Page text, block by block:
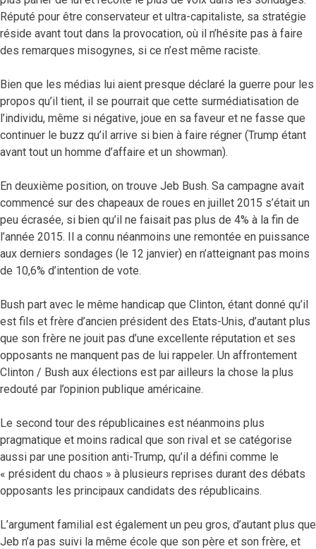
Réputé pour être conservateur et ultra-capitaliste, sa stratégie
réside avant tout dans la provocation, où il n’hésite pas à faire
des remarques misogynes, si ce n’est même raciste.
Bien que les médias lui aient presque déclaré la guerre pour les
propos qu’il tient, il se pourrait que cette surmédiatisation de
l’individu, même si négative, joue en sa faveur et ne fasse que
continuer le buzz qu’il arrive si bien à faire régner (Trump étant
avant tout un homme d’affaire et un showman).
En deuxième position, on trouve Jeb Bush. Sa campagne avait
commencé sur des chapeaux de roues en juillet 2015 s’était un
peu écrasée, si bien qu’il ne faisait pas plus de 4% à la fin de
l’année 2015. Il a connu néanmoins une remontée en puissance
aux derniers sondages (le 12 janvier) en n’atteignant pas moins
de 10,6% d’intention de vote.
Bush part avec le même handicap que Clinton, étant donné qu’il
est fils et frère d’ancien président des Etats-Unis, d’autant plus
que son frère ne jouit pas d’une excellente réputation et ses
opposants ne manquent pas de lui rappeler. Un affrontement
Clinton / Bush aux élections est par ailleurs la chose la plus
redouté par l’opinion publique américaine.
Le second tour des républicaines est néanmoins plus
pragmatique et moins radical que son rival et se catégorise
aussi par une position anti-Trump, qu’il a défini comme le
« président du chaos » à plusieurs reprises durant des débats
opposants les principaux candidats des républicains.
L’argument familial est également un peu gros, d’autant plus que
Jeb n’a pas suivi la même école que son père et son frère, et